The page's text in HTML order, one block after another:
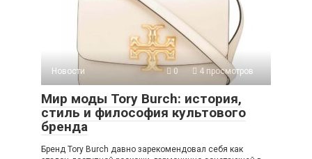
Новости 0 4 просмотров
Мир моды Tory Burch: история,
стиль и философия культового
бренда
Бренд Tory Burch давно зарекомендовал себя как